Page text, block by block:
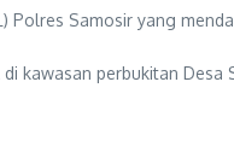
Polres Samosir yang
perbukitan Desa